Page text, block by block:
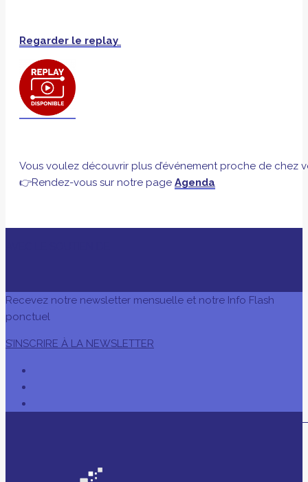
Regarder le replay
Vous voulez découvrir plus d’événement proche de chez
👉Rendez-vous sur notre page Agenda
Recevez notre newsletter mensuelle et notre Info Flash
ponctuel
S’INSCRIRE À LA NEWSLETTER